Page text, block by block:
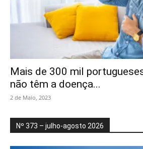
Mais de 300 mil
não têm a doença...
2 de Maio, 2023
Nº 373 – julho-agosto 2026